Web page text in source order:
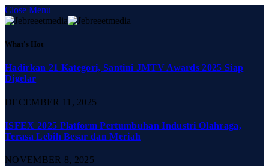
Close Menu
What's Hot
Hadirkan 21 Kategori, Santini JMTV Awards 2025 Siap
Digelar
DECEMBER 11, 2025
ISFEX 2025 Platform Pertumbuhan Industri Olahraga,
Terasa Lebih Besar dan Meriah
NOVEMBER 8, 2025